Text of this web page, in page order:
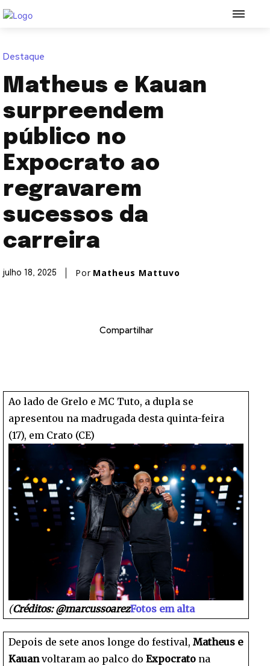
Destaque
Matheus e Kauan
surpreendem
público no
Expocrato ao
regravarem
sucessos da
carreira
julho 18, 2025 Por Matheus Mattuvo
Compartilhar
Ao lado de Grelo e MC Tuto, a dupla se
apresentou na madrugada desta quinta-feira
(17), em Crato (CE)
(Créditos: @marcussoarezFotos em alta
Depois de sete anos longe do festival, Matheus e
Kauanvoltaram ao palco do Expocrato na